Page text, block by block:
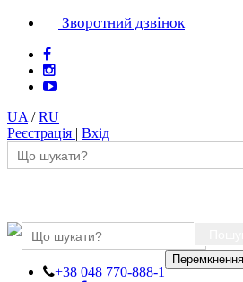
Зворотний дзвінок
UA /RU
Реєстрація | Вхід
+38 048 770-888-1
Перемкнення